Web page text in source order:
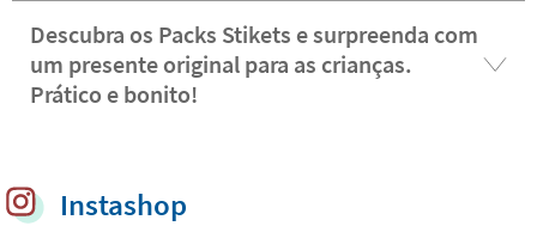
Descubra os Packs Stikets e surpreenda com
um presente original para as crianças.
Prático e bonito!
Instashop